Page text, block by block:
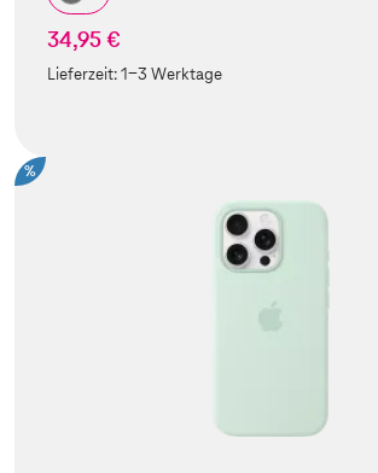
34,95 €
Lieferzeit:1-3 Werktage
%